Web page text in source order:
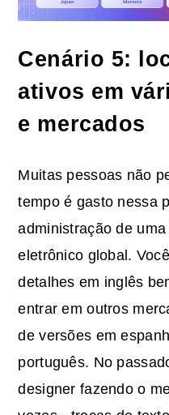
Cenário 5:
ativos em
e mercados
Muitas pessoas não
tempo é gasto nessa
administração de
eletrônico global.
detalhes em inglês
entrar em outros
de versões em
português. No
designer fazendo o